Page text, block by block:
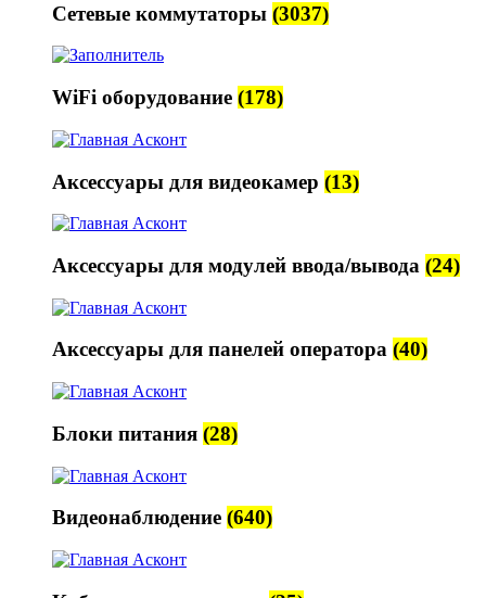
Сетевые коммутаторы (3037)
WiFi оборудование (178)
Аксессуары для видеокамер (13)
Аксессуары для модулей ввода/вывода (24)
Аксессуары для панелей оператора (40)
Блоки питания (28)
Видеонаблюдение (640)